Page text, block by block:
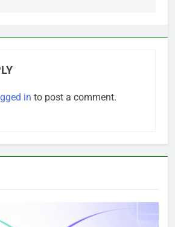
in to post a comment.